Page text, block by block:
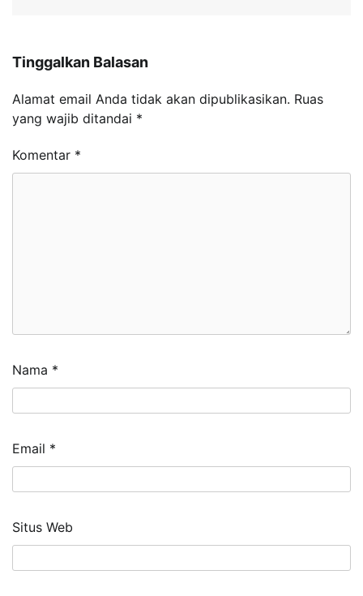
Tinggalkan Balasan
Alamat email Anda tidak akan dipublikasikan. Ruas
yang wajib ditandai *
Komentar *
Nama *
Email *
Situs Web